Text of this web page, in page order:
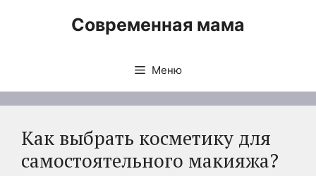
Современная мама
Меню
Как выбрать косметику для
самостоятельного макияжа?